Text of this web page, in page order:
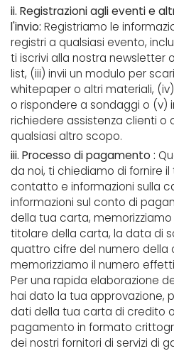
ii. Registrazioni agli eventi e
l'invio: Registriamo le
registri a qualsiasi evento,
ti iscrivi alla nostra newsletter
list, (iii) invii un modulo per
whitepaper o altri materiali,
o rispondere a sondaggi o (v)
richiedere assistenza clienti o
qualsiasi altro scopo.
iii. Processo di pagamento :
da noi, ti chiediamo di fornire
contatto e informazioni sulla
informazioni sul conto di
della tua carta, memorizziamo
titolare della carta, la data di
quattro cifre del numero della
memorizziamo il numero
Per una rapida elaborazione
hai dato la tua approvazione,
dati della tua carta di credito
pagamento in formato
dei nostri fornitori di servizi di